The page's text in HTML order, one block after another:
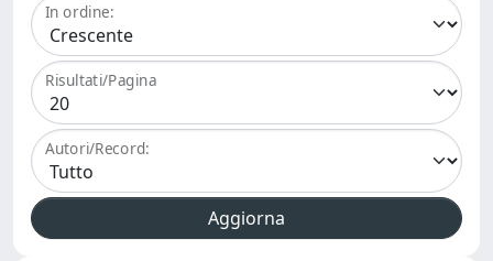
In ordine:
Risultati/Pagina
Autori/Record: